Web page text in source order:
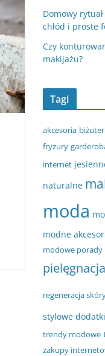
Domowy
chłód i proste
Czy
makijażu?
Tagi
akcesoria
fryzury
internet
naturalne
moda
modne
modowe porady
pielęgnacja
regeneracja
stylowe dodatki
trendy modowe
zakupy